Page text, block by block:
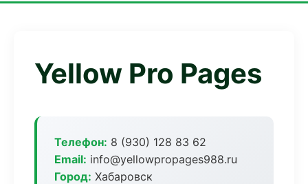
Yellow Pro Pages
Телефон: 8 (930) 128 83 62
Email: info@yellowpropages988.ru
Город: Хабаровск